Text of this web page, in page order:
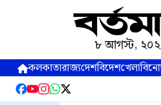
৮ আগস্ট,
কলকাতারাজ্যদেশবিদেশখেলা